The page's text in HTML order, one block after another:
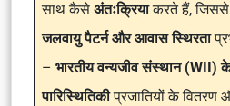
साथ कैसे अंतःक्रियाकरते हैं,
जलवायु पैटर्न और आवास स्थिरता
– भारतीय वन्यजीव संस्थान (WII)
पारिस्थितिकीप्रजातियों के वितरण